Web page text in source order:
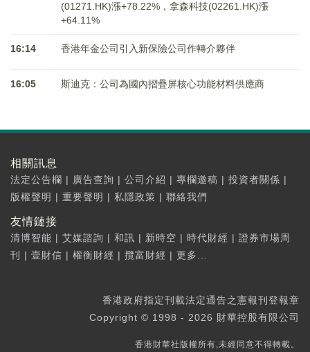
(01271.HK)漲+78.22%，拿森科技(02261.HK)漲
+64.11%
16:14 香港年金公司引入新保險公司作轉介夥伴
16:05 斯迪克：公司為國內摺疊屏核心功能材料供應商
相關訊息
法定公告欄 | 廣告查詢 | 公司介紹 | 專欄邀稿 | 投資者關係 |
版權聲明 | 重要聲明 | 私隱政策 | 聯絡我們
友情鏈接
清博智能 | 艾媒諮詢 | 和訊 | 新時空 | 時代財經 | 證券市場周
刊
| 壹財信 | 權衡財經 | 攬富財經 | 更多...
香港政府指定刊載法定通告之憲報刊登報章
Copyright © 1998 - 2026 財華控股有限公司
香港財華社版權所有,未經同意不得轉載。